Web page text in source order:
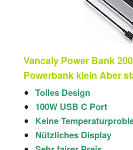
Vancaly Power Bank
Powerbank klein Aber
Tolles Design
100W USB C Port
Keine
Nützliches Display